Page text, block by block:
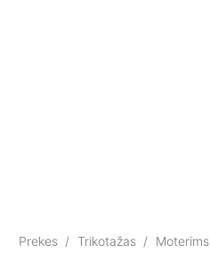
Prekes / Trikotažas / Moterims